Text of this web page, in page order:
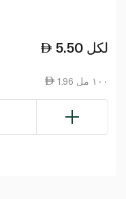
5.50 لكل
1.96 ١٠٠ مل